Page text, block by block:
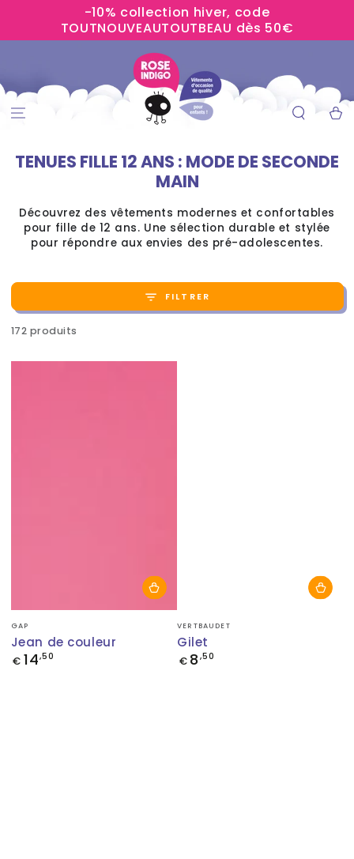
-10% collection hiver, code
TOUTNOUVEAUTOUTBEAU dès 50€
Panier
TENUES FILLE 12 ANS : MODE DE SECONDE
MAIN
Découvrez des vêtements modernes et confortables
pour fille de 12 ans. Une sélection durable et stylée
pour répondre aux envies des pré-adolescentes.
FILTRER
172 produits
Fournisseur:
GAP
Jean de couleur
Prix
€ 14,50
Fournisseur:
VERTBAUDET
Gilet
Prix
€ 8 ,50